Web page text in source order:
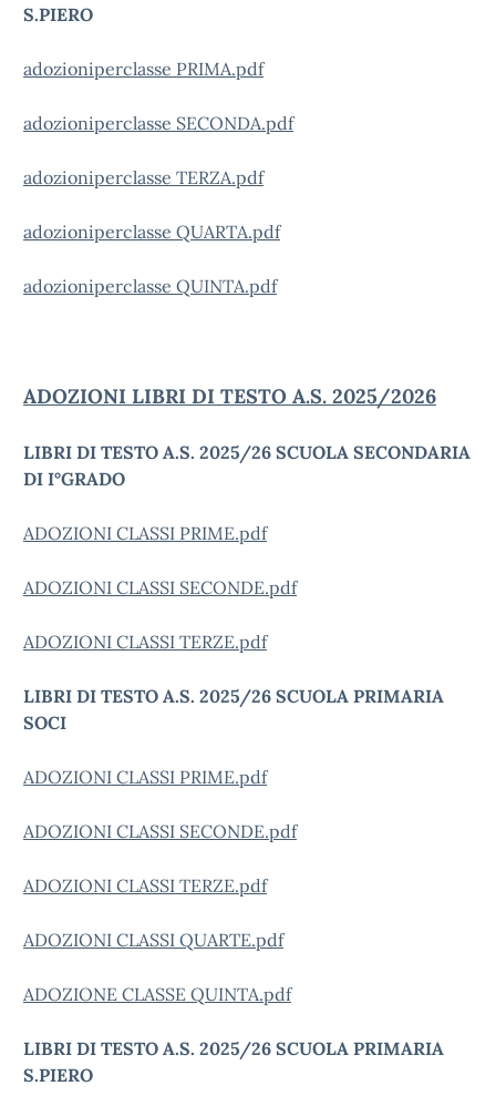
S.PIERO
adozioniperclasse PRIMA.pdf
adozioniperclasse SECONDA.pdf
adozioniperclasse TERZA.pdf
adozioniperclasse QUARTA.pdf
adozioniperclasse QUINTA.pdf
ADOZIONI LIBRI DI TESTO A.S. 2025/2026
LIBRI DI TESTO A.S. 2025/26 SCUOLA SECONDARIA
DI I°GRADO
ADOZIONI CLASSI PRIME.pdf
ADOZIONI CLASSI SECONDE.pdf
ADOZIONI CLASSI TERZE.pdf
LIBRI DI TESTO A.S. 2025/26 SCUOLA PRIMARIA
SOCI
ADOZIONI CLASSI PRIME.pdf
ADOZIONI CLASSI SECONDE.pdf
ADOZIONI CLASSI TERZE.pdf
ADOZIONI CLASSI QUARTE.pdf
ADOZIONE CLASSE QUINTA.pdf
LIBRI DI TESTO A.S. 2025/26 SCUOLA PRIMARIA
S.PIERO